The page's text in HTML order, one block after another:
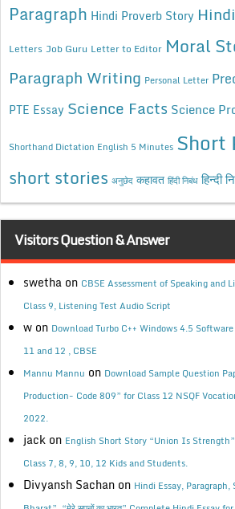
Paragraph Hindi Proverb Story
Letters Job Guru Letter to Editor Moral
Paragraph Writing Personal Letter
PTE Essay Science Facts Science
Shorthand Dictation English 5 Minutes Short
short stories अनुछेद कहावत हिंदी निबंध हिन्दी
Visitors Question & Answer
swetha on CBSE Assessment of Speaking
Class 9, Listening Test Audio Script
w on Download Turbo C++ Windows 4.5
11 and 12 , CBSE
Mannu Mannu on Download Sample Question
Production- Code 809” for Class 12 NSQF
2022.
jack on English Short Story “Union Is
Class 7, 8, 9, 10, 12 Kids and Students.
Divyansh Sachan on Hindi Essay,